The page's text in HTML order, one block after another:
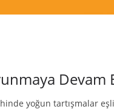
Devam
yoğun tartışmalar